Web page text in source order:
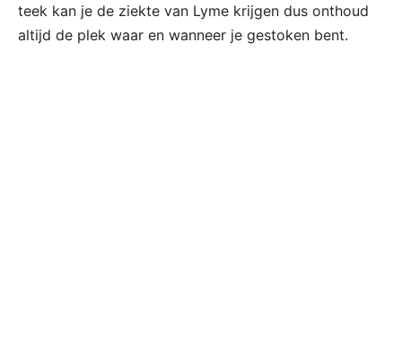
teek kan je de ziekte van Lyme krijgen dus onthoud
altijd de plek waar en wanneer je gestoken bent.